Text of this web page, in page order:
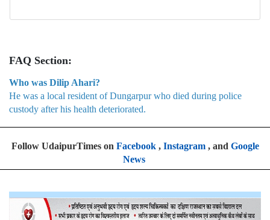
FAQ Section:
Who was Dilip Ahari?
He was a local resident of Dungarpur who died during police
custody after his health deteriorated.
Follow UdaipurTimes on Facebook, Instagram, and Google
News